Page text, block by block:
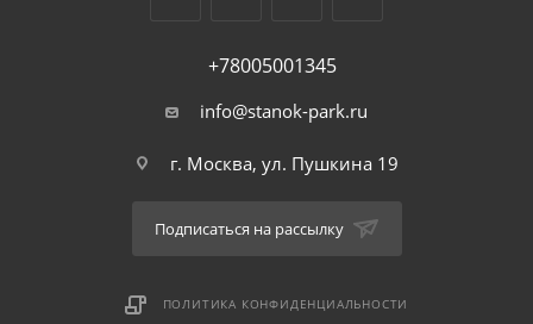
+78005001345
info@stanok-park.ru
г. Москва, ул. Пушкина 19
Подписаться на рассылку
ПОЛИТИКА КОНФИДЕНЦИАЛЬНОСТИ